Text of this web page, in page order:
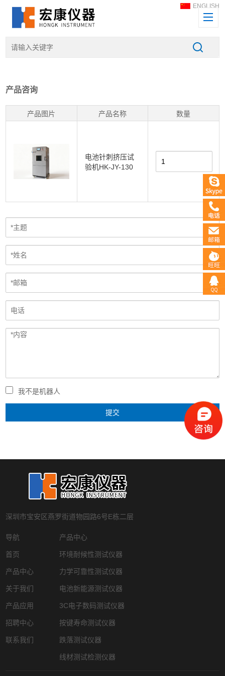
ENGLISH
产品咨询
产品图片 产品名称
电池针刺挤压试
验机HK-JY-130
数量
我不是机器人
深圳市宝安区燕罗街道物园路6号E栋二层
导航
首页
产品中心
关于我们
产品应用
招聘中心
联系我们
产品中心
环境耐候性测试仪器
力学可靠性测试仪器
电池新能源测试仪器
3C电子数码测试仪器
按键寿命测试仪器
跌落测试仪器
线材测试检测仪器